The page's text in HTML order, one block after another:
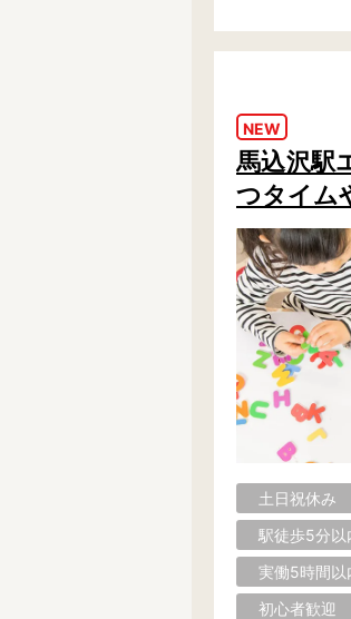
NEW
馬込沢駅
つタイム
土日祝休み
駅徒歩5分以
実働5時間以
初心者歓迎